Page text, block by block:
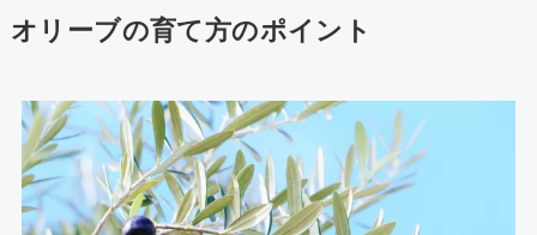
オリーブの育て方のポイント